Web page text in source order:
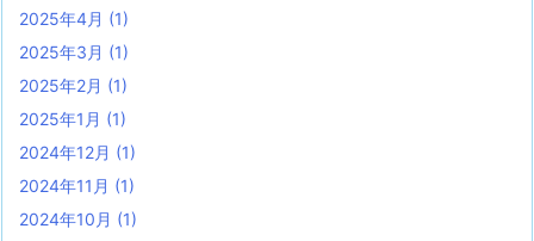
2025年4月 (1)
2025年3月 (1)
2025年2月 (1)
2025年1月 (1)
2024年12月 (1)
2024年11月 (1)
2024年10月 (1)